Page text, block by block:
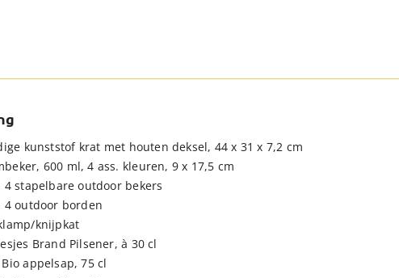
kunststof krat met houten deksel, 44 x 31 x 7,2 cm
600 ml, 4 ass. kleuren, 9 x 17,5 cm
4 stapelbare outdoor bekers
4 outdoor borden
knijpkat
Brand Pilsener, à 30 cl
appelsap, 75 cl